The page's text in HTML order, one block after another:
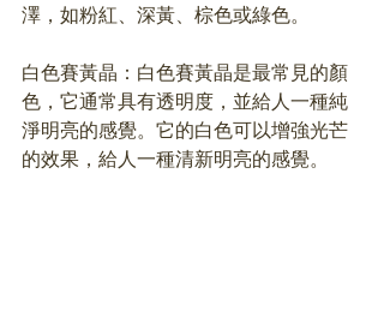
澤，如粉紅、深黃、棕色或綠色。
白色賽黃晶：白色賽黃晶是最常見的顏
色，它通常具有透明度，並給人一種純
淨明亮的感覺。它的白色可以增強光芒
的效果，給人一種清新明亮的感覺。